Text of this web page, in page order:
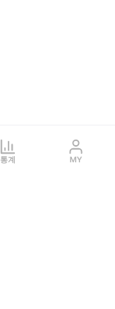
통계 MY